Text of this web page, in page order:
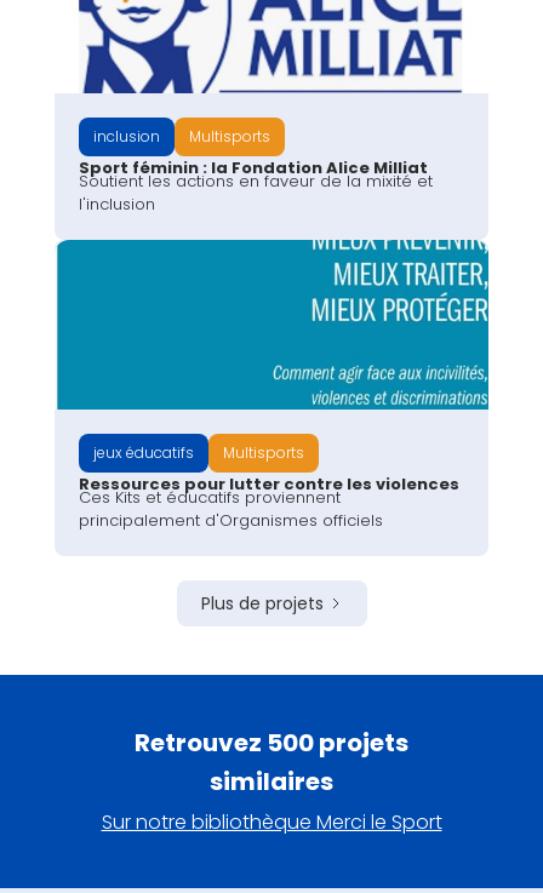
inclusion Multisports
Sport féminin : la Fondation Alice Milliat
Soutient les actions en faveur de la mixité et
l'inclusion
jeux éducatifs Multisports
Ressources pour lutter contre les violences
Ces Kits et éducatifs proviennent
principalement d'Organismes officiels
Plus de projets
Retrouvez 500 projets
similaires
Sur notre bibliothèque Merci le Sport